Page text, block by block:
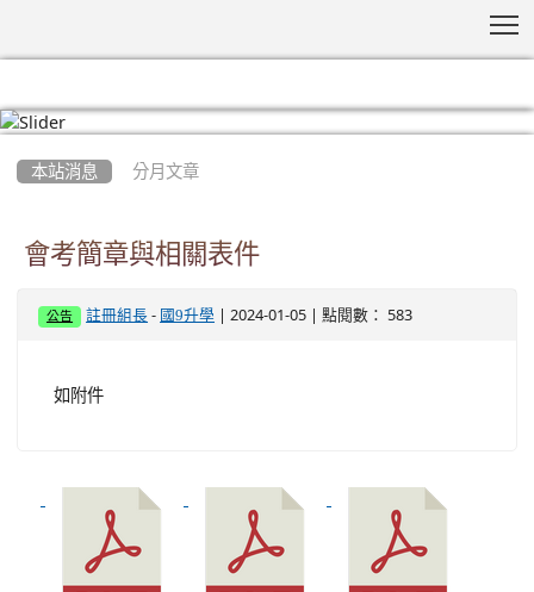
本站消息 分月文章
會考簡章與相關表件
公告 註冊組長 - 國9升學 | 2024-01-05 | 點閱數： 583
如附件